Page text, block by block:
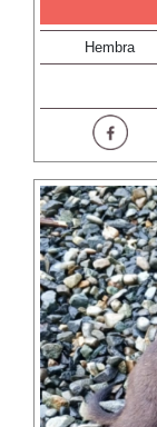
Hembra